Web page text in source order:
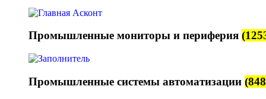
Промышленные мониторы и периферия
Промышленные системы автоматизации